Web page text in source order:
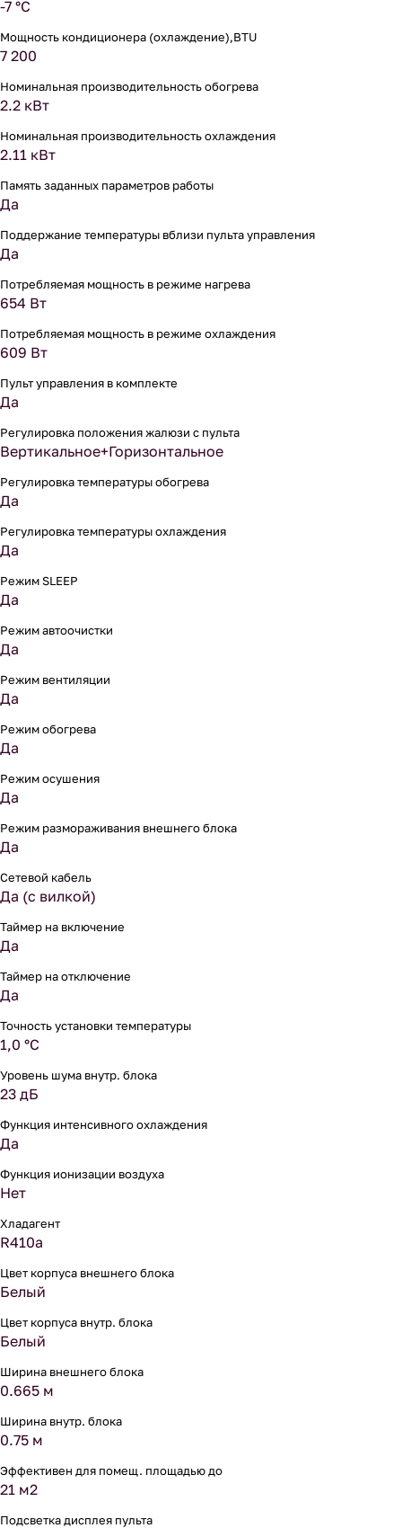
-7 °С
Мощность кондиционера (охлаждение),BTU
7 200
Номинальная производительность обогрева
2.2 кВт
Номинальная производительность охлаждения
2.11 кВт
Память заданных параметров работы
Да
Поддержание температуры вблизи пульта управления
Да
Потребляемая мощность в режиме нагрева
654 Вт
Потребляемая мощность в режиме охлаждения
609 Вт
Пульт управления в комплекте
Да
Регулировка положения жалюзи с пульта
Вертикальное+Горизонтальное
Регулировка температуры обогрева
Да
Регулировка температуры охлаждения
Да
Режим SLEEP
Да
Режим автоочистки
Да
Режим вентиляции
Да
Режим обогрева
Да
Режим осушения
Да
Режим размораживания внешнего блока
Да
Сетевой кабель
Да (с вилкой)
Таймер на включение
Да
Таймер на отключение
Да
Точность установки температуры
1,0 °С
Уровень шума внутр. блока
23 дБ
Функция интенсивного охлаждения
Да
Функция ионизации воздуха
Нет
Хладагент
R410a
Цвет корпуса внешнего блока
Белый
Цвет корпуса внутр. блока
Белый
Ширина внешнего блока
0.665 м
Ширина внутр. блока
0.75 м
Эффективен для помещ. площадью до
21 м2
Подсветка дисплея пульта